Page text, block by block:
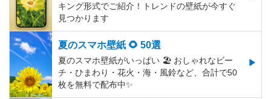
キング形式でご紹介！トレンドの壁紙が今すぐ
見つかります
夏のスマホ壁紙 🌻 50選
夏のスマホ壁紙がいっぱい 🏖 おしゃれなビー
チ・ひまわり・花火・海・風鈴など、合計で50
枚を無料で配布中✨